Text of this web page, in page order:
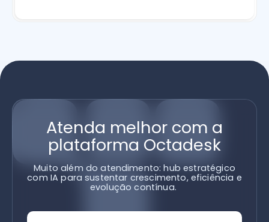
Atenda melhor com a
plataforma Octadesk
Muito além do atendimento: hub estratégico
com IA para sustentar crescimento, eficiência e
evolução contínua.